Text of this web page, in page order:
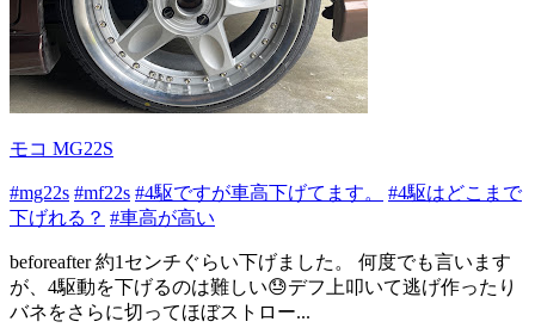
モコ MG22S
#mg22s #mf22s #4駆ですが車高下げてます。
#4駆はどこまで
下げれる？ #車高が高い
beforeafter 約1センチぐらい下げました。 何度でも言います
が、4駆動を下げるのは難しい😓デフ上叩いて逃げ作ったり
バネをさらに切ってほぼストロー...